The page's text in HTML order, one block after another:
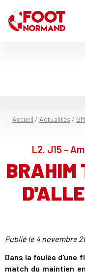
Accueil / Actualités /
L2. J15 -
BRAHIM
Publié le 4 novembre
Dans la foulée d'une
match du maintien